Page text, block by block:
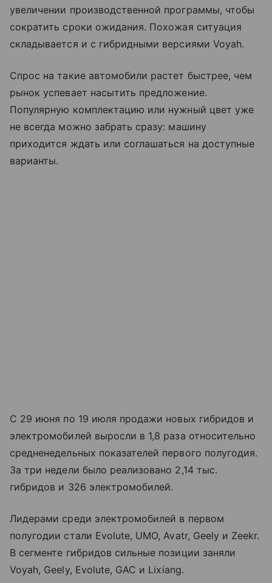
увеличении производственной программы, чтобы
сократить сроки ожидания. Похожая ситуация
складывается и с гибридными версиями Voyah.
Спрос на такие автомобили растет быстрее, чем
рынок успевает насытить предложение.
Популярную комплектацию или нужный цвет уже
не всегда можно забрать сразу: машину
приходится ждать или соглашаться на доступные
варианты.
С 29 июня по 19 июля продажи новых гибридов и
электромобилей выросли в 1,8 раза относительно
средненедельных показателей первого полугодия.
За три недели было реализовано 2,14 тыс.
гибридов и 326 электромобилей.
Лидерами среди электромобилей в первом
полугодии стали Evolute, UMO, Avatr, Geely и Zeekr.
В сегменте гибридов сильные позиции заняли
Voyah, Geely, Evolute, GAC и Lixiang.